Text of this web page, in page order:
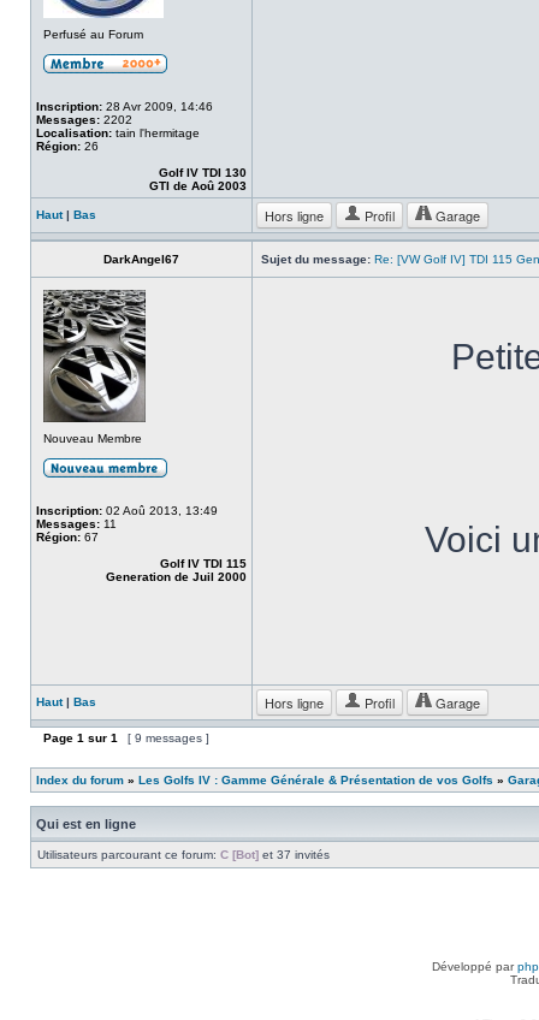
Perfusé au Forum
Inscription: 28 Avr 2009, 14:46
Messages: 2202
Localisation: tain l'hermitage
Région: 26
Golf IV TDI 130
GTI de Aoû 2003
Haut| Bas Hors ligne Profil Garage
DarkAngel67 Sujet du message: Re: [VW Golf IV] TDI 115
Nouveau Membre
Inscription: 02 Aoû 2013, 13:49
Messages: 11
Région: 67
Golf IV TDI 115
Generation de Juil 2000
Voici
Haut| Bas Hors ligne Profil Garage
Page 1 sur 1 [ 9 messages ]
Index du forum » Les Golfs IV : Gamme Générale & Présentation de vos Golfs »
Qui est en ligne
Utilisateurs parcourant ce forum: C [Bot] et 37 invités
Développé par